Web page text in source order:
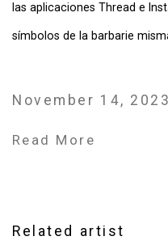
las aplicaciones Thread e
símbolos de la barbarie
November 14, 2023
Read More
Related artist